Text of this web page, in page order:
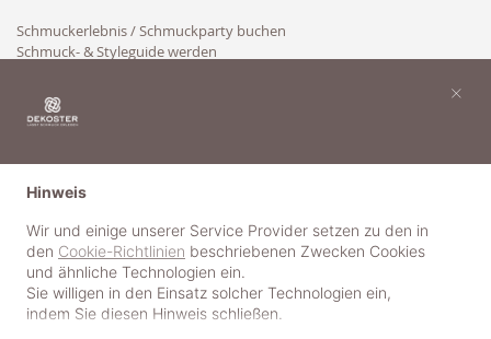
Schmuckerlebnis / Schmuckparty buchen
Schmuck- & Styleguide werden
Hinweis
Wir und einige unserer Service Provider setzen zu den in
den Cookie-Richtlinien beschriebenen Zwecken Cookies
und ähnliche Technologien ein.
Sie willigen in den Einsatz solcher Technologien ein,
indem Sie diesen Hinweis schließen.
×